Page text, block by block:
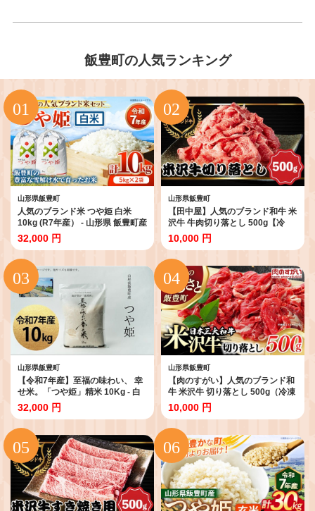
飯豊町の人気ランキング
山形県飯豊町
人気のブランド米 つや姫 白米
10kg (R7年産） - 山形県 飯豊町産
米 精米 品種 銘柄 ブランド米 ご飯
白飯 おすすめ 送料無料 田園サー
ビスいいで【価格改定X】
32,000 円
山形県飯豊町
【田中屋】人気のブランド和牛 米
沢牛 牛肉切り落とし 500g【冷
凍】 - ブランド牛 国産 和牛 黒毛
和牛 牛肉 切り落とし 牛丼 カレー
肉じゃが 使いやすい 便利 ストッ
ク 送料無料 山形県 飯豊町
10,000 円
山形県飯豊町
【令和7年産】至福の味わい、 幸
せ米。「つや姫」精米 10Kg - 白
米 米 ごはん 品種 銘柄 ブランド米
おすすめ 送料無料 山形県 飯豊町
産
32,000 円
山形県飯豊町
【肉のすがい】人気のブランド和
牛 米沢牛 切り落とし 500g（冷凍
便） - 牛肉 肉 国産 和牛 黒毛和牛
焼肉 すき焼き 牛スライス 牛肉切
り落とし ストック 送料無料 山形
県 飯豊町
10,000 円